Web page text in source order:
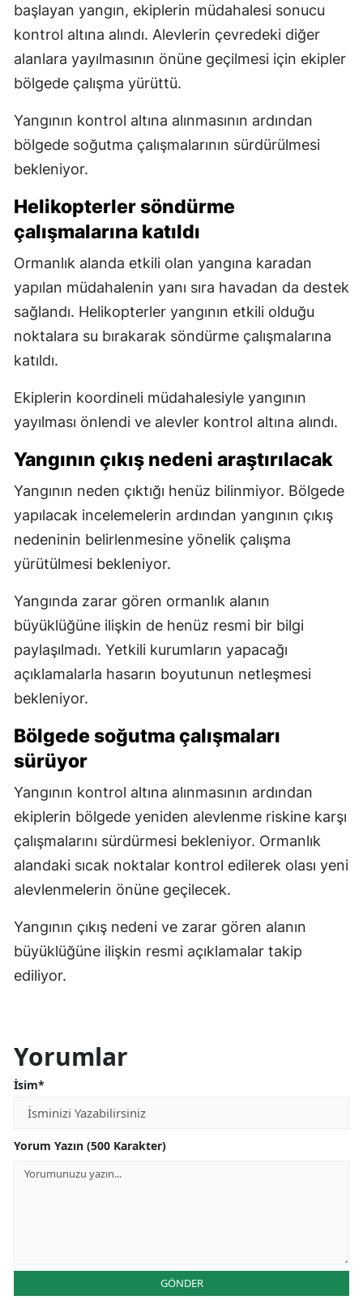
başlayan yangın, ekiplerin müdahalesi sonucu
kontrol altına alındı. Alevlerin çevredeki diğer
alanlara yayılmasının önüne geçilmesi için ekipler
bölgede çalışma yürüttü.
Yangının kontrol altına alınmasının ardından
bölgede soğutma çalışmalarının sürdürülmesi
bekleniyor.
Helikopterler söndürme
çalışmalarına katıldı
Ormanlık alanda etkili olan yangına karadan
yapılan müdahalenin yanı sıra havadan da destek
sağlandı. Helikopterler yangının etkili olduğu
noktalara su bırakarak söndürme çalışmalarına
katıldı.
Ekiplerin koordineli müdahalesiyle yangının
yayılması önlendi ve alevler kontrol altına alındı.
Yangının çıkış nedeni araştırılacak
Yangının neden çıktığı henüz bilinmiyor. Bölgede
yapılacak incelemelerin ardından yangının çıkış
nedeninin belirlenmesine yönelik çalışma
yürütülmesi bekleniyor.
Yangında zarar gören ormanlık alanın
büyüklüğüne ilişkin de henüz resmi bir bilgi
paylaşılmadı. Yetkili kurumların yapacağı
açıklamalarla hasarın boyutunun netleşmesi
bekleniyor.
Bölgede soğutma çalışmaları
sürüyor
Yangının kontrol altına alınmasının ardından
ekiplerin bölgede yeniden alevlenme riskine karşı
çalışmalarını sürdürmesi bekleniyor. Ormanlık
alandaki sıcak noktalar kontrol edilerek olası yeni
alevlenmelerin önüne geçilecek.
Yangının çıkış nedeni ve zarar gören alanın
büyüklüğüne ilişkin resmi açıklamalar takip
ediliyor.
Yorumlar
İsim*
Yorum Yazın (500 Karakter)
GÖNDER